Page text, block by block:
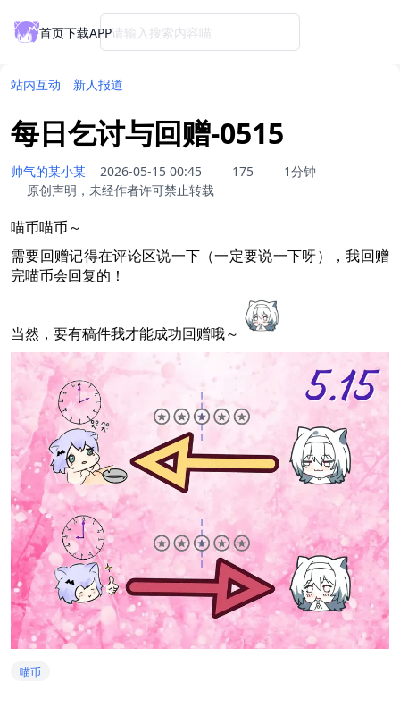
首页下载APP请输入搜索内容喵
站内互动 新人报道
每日乞讨与回赠-0515
帅气的某小某 2026-05-15 00:45 175
1分钟
原创声明，未经作者许可禁止转载
喵币喵币～
需要回赠记得在评论区说一下（一定要说一下呀），我回赠
完喵币会回复的！
当然，要有稿件我才能成功回赠哦～
喵币